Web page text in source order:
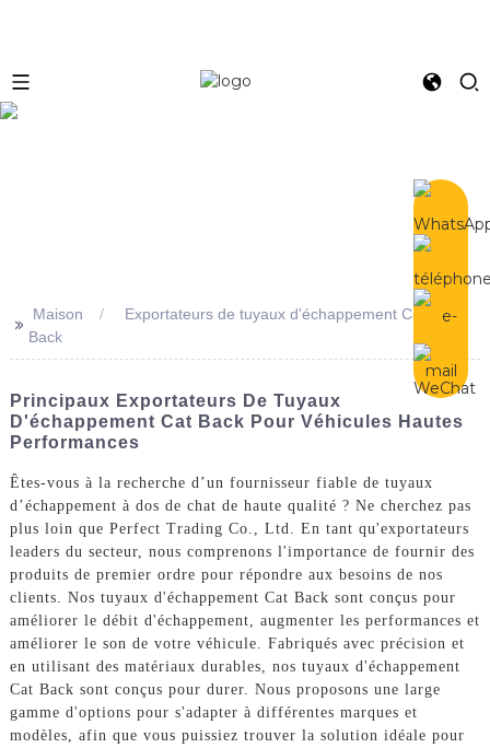
>> Maison
Exportateurs de tuyaux d'échappement Cat
Back
Principaux Exportateurs De Tuyaux
D'échappement Cat Back Pour Véhicules Hautes
Performances
Êtes-vous à la recherche d’un fournisseur fiable de tuyaux
d’échappement à dos de chat de haute qualité ? Ne cherchez pas
plus loin que Perfect Trading Co., Ltd. En tant qu'exportateurs
leaders du secteur, nous comprenons l'importance de fournir des
produits de premier ordre pour répondre aux besoins de nos
clients. Nos tuyaux d'échappement Cat Back sont conçus pour
améliorer le débit d'échappement, augmenter les performances et
améliorer le son de votre véhicule. Fabriqués avec précision et
en utilisant des matériaux durables, nos tuyaux d'échappement
Cat Back sont conçus pour durer. Nous proposons une large
gamme d'options pour s'adapter à différentes marques et
modèles, afin que vous puissiez trouver la solution idéale pour